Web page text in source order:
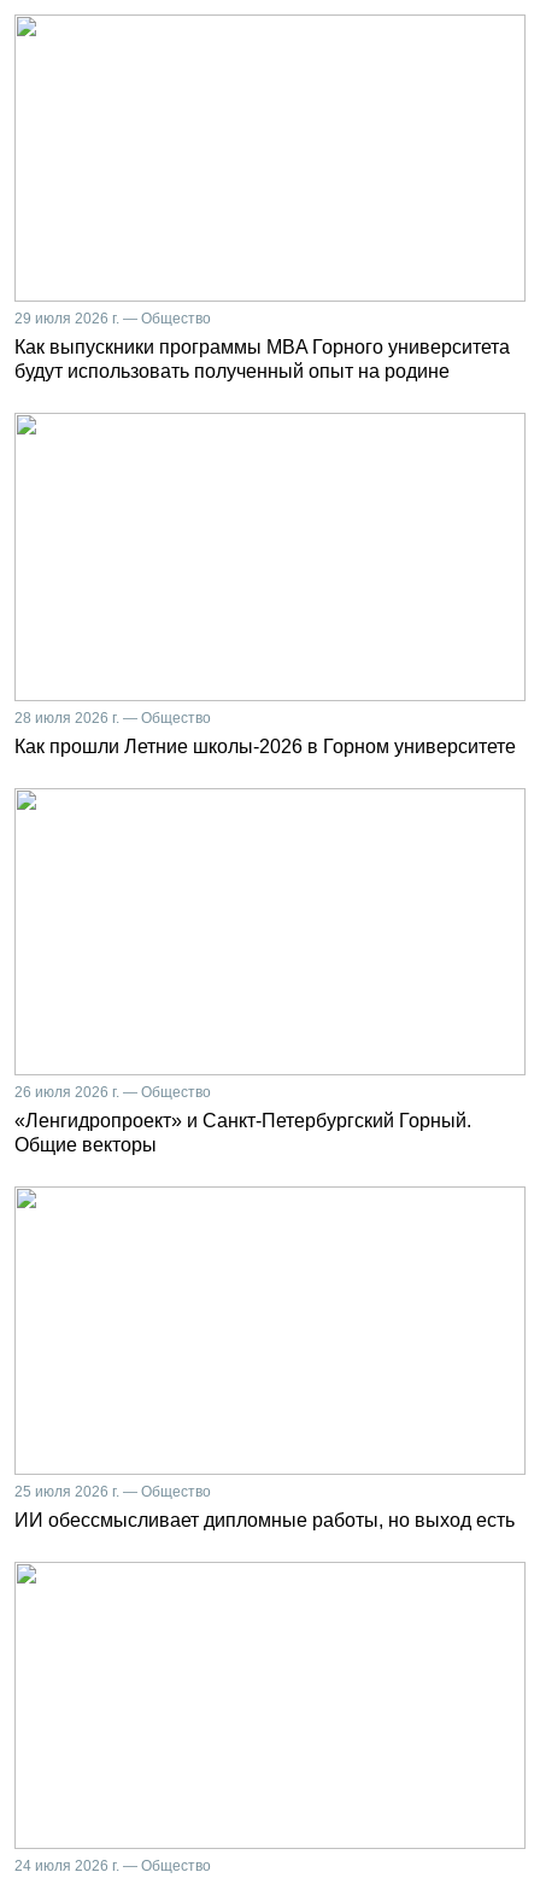
29 июля 2026 г. — Общество
Как выпускники программы MBA Горного университета
будут использовать полученный опыт на родине
28 июля 2026 г. — Общество
Как прошли Летние школы-2026 в Горном университете
26 июля 2026 г. — Общество
«Ленгидропроект» и Санкт-Петербургский Горный.
Общие векторы
25 июля 2026 г. — Общество
ИИ обессмысливает дипломные работы, но выход есть
24 июля 2026 г. — Общество